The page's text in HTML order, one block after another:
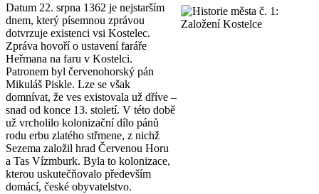
Datum 22. srpna 1362 je nejstarším
dnem, který písemnou zprávou
dotvrzuje existenci vsi Kostelec.
Zpráva hovoří o ustavení faráře
Heřmana na faru v Kostelci.
Patronem byl červenohorský pán
Mikuláš Piskle. Lze se však
domnívat, že ves existovala už dříve –
snad od konce 13. století. V této době
už vrcholilo kolonizační dílo pánů
rodu erbu zlatého střmene, z nichž
Sezema založil hrad Červenou Horu
a Tas Vízmburk. Byla to kolonizace,
kterou uskutečňovalo především
domácí, české obyvatelstvo.